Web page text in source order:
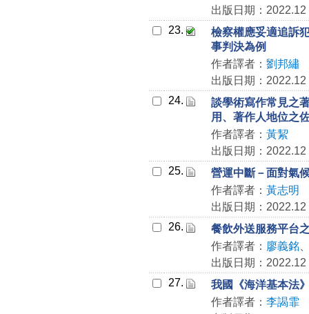
出版日期：2022.12
23.
檢察權應妥適追訴
事判決為例
作者譯者： 劉邦繡
出版日期：2022.12
24.
談學術寫作常見之
用、著作人地位之
作者譯者： 黃絜
出版日期：2022.12
25.
營運中斷－面對氣
作者譯者： 黃志明
出版日期：2022.12
26.
餐飲外送服務平台
作者譯者： 廖義銘
出版日期：2022.12
27.
我國《海洋基本法
作者譯者： 李謁霏